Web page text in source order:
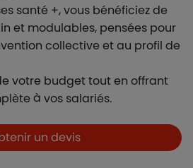
santé +, vous bénéficiez de
et modulables, pensées pour
collective et au profil de
votre budget tout en offrant
à vos salariés.
un devis